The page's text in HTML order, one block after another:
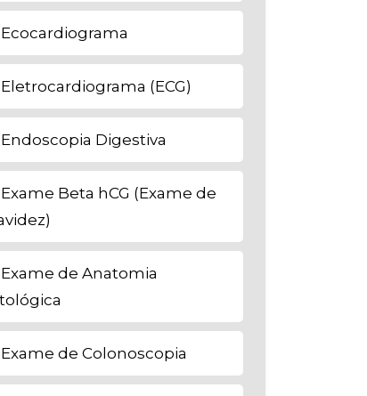
Ecocardiograma
Eletrocardiograma (ECG)
Endoscopia Digestiva
Exame Beta hCG (Exame de
Exame de Anatomia
Exame de Colonoscopia